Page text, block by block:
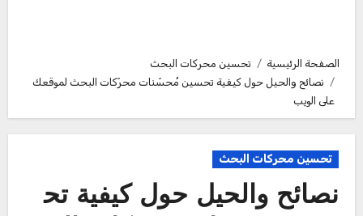
الصفحة الرئيسية
تحسين محركات البحث
نصائح والحيل حول كيفية تحسين مُحسّنات محرّكات البحث لموقعك
على الويب
تحسين محركات البحث
نصائح والحيل حول كيفية تح